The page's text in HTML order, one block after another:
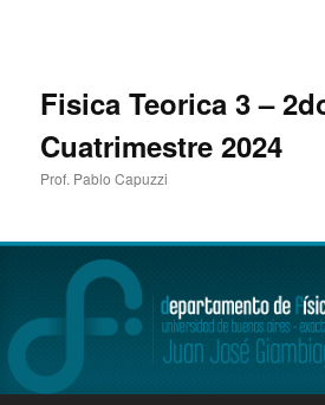
Fisica Teorica 3 –
Cuatrimestre 2024
Prof. Pablo Capuzzi